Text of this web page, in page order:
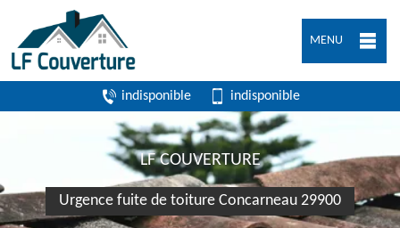
MENU
indisponible indisponible
LF COUVERTURE
Urgence fuite de toiture Concarneau 29900